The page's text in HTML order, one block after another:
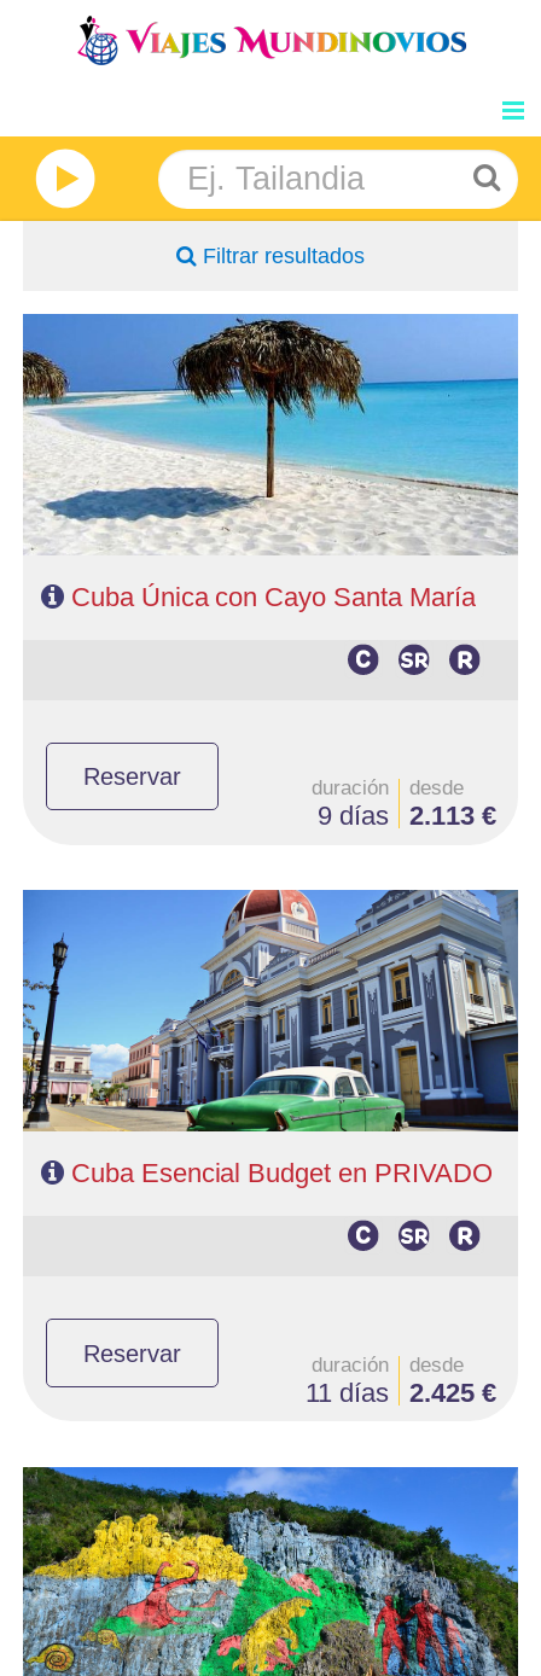
GRANDES VIAJES
NOSOTROS
BLOG
PRECIOS
OPINIONES
CONTACTO
Filtrar resultados
Características
- Ruta: 3 noches Habana y 4 noches Cayo Largo
- Categoría hotelera: Única
- Régimen: TI en Cayo Largo + HD en Habana + 1 cena
Cuba Única con Cayo Santa María
Reservar duración
9 días
desde
2.113 €
- Ruta: 3 noches Habana, 1 noche Cienfuegos, 2 noches Trinidad y
3 noches Varadero.
- Categoría hotelera: Categoria Básica
- Régimen: Según programa
Cuba Esencial Budget en PRIVADO
Reservar duración
11 días
desde
2.425 €
- Salidas: Diarias
- Ruta: 3 noches Habana, 2 noches Viñales, 3 noches Trinidad, 3
noches Cayo Santa María y 1 noche Habana.
- Categoría hotelera: Categoria Básica
- Régimen: Según programa